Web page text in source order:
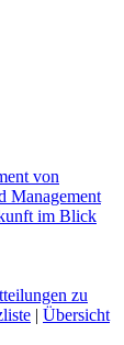
von
Management
im Blick
zu
| Übersicht